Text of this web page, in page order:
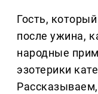
Гость,
после ужина,
народные
эзотерики